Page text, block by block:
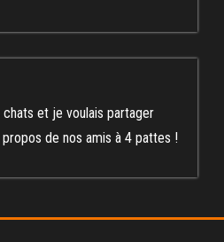
et je voulais partager
de nos amis à 4 pattes !